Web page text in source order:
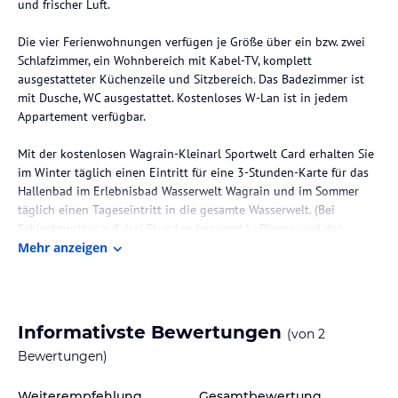
und frischer Luft.
Die vier Ferienwohnungen verfügen je Größe über ein bzw. zwei
Schlafzimmer, ein Wohnbereich mit Kabel-TV, komplett
ausgestatteter Küchenzeile und Sitzbereich. Das Badezimmer ist
mit Dusche, WC ausgestattet. Kostenloses W-Lan ist in jedem
Appartement verfügbar.
Mit der kostenlosen Wagrain-Kleinarl Sportwelt Card erhalten Sie
im Winter täglich einen Eintritt für eine 3-Stunden-Karte für das
Hallenbad im Erlebnisbad Wasserwelt Wagrain und im Sommer
täglich einen Tageseintritt in die gesamte Wasserwelt. (Bei
Schlechtwetter auf drei Stunden begrenzt.) - Dieses, und der
öffentliche Tennisplatz liegen nur 400 m vom Berghoam entfernt.
Die Lage des Hotels
Von der Haltestelle des kostenfreien Skibusses trennen Sie nur
300 m, von welcher Sie mit 4 Skishuttles alle 10 Minuten zu den
Mehr anzeigen
Informativste Bewertungen (von 2
Bewertungen)